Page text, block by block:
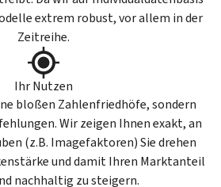
extrem robust, vor allem in der
Zeitreihe.
Ihr Nutzen
bloßen Zahlenfriedhöfe, sondern
Wir zeigen Ihnen exakt, an
(z.B. Imagefaktoren) Sie drehen
und damit Ihren Marktanteil
nachhaltig zu steigern.